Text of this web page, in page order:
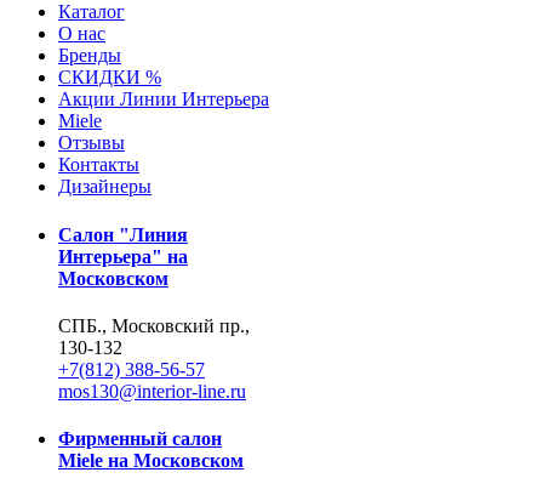
Каталог
О нас
Бренды
СКИДКИ %
Акции Линии Интерьера
Miele
Отзывы
Контакты
Дизайнеры
Салон "Линия
Интерьера" на
Московском
СПБ., Московский пр.,
130-132
+7(812) 388-56-57
mos130@interior-line.ru
Фирменный салон
Miele на Московском